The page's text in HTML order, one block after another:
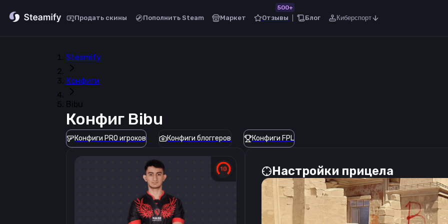
Продать скины Пополнить Steam Маркет Отзывы
500+
Блог Киберспорт
Steamify
Конфиги
Bibu
Конфиг Bibu
Конфиги PRO игроков Конфиги блоггеров Конфиги FPL
Настройки прицела